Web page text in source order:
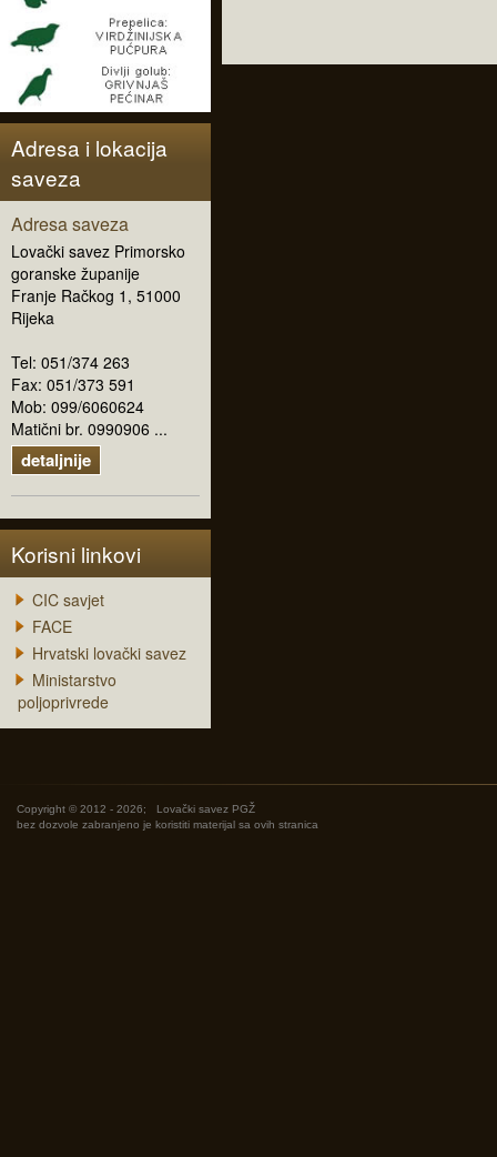
Adresa i lokacija
saveza
Adresa saveza
Lovački savez Primorsko
goranske županije
Franje Račkog 1, 51000
Rijeka
Tel: 051/374 263
Fax: 051/373 591
Mob: 099/6060624
Matični br. 0990906 ...
detaljnije
Korisni linkovi
CIC savjet
FACE
Hrvatski lovački savez
Ministarstvo
poljoprivrede
Copyright © 2012 - 2026; Lovački savez PGŽ
bez dozvole zabranjeno je koristiti materijal sa ovih stranica